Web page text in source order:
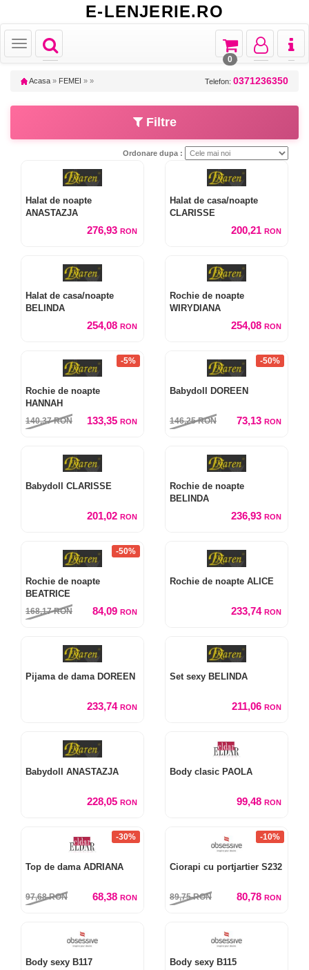
E-LENJERIE.RO
Toggle
navigation
Toggle
Toggle
navigation
Toggle
navigation
Toggle
navigation
0
Acasa » FEMEI » » Telefon: 0371236350
Filtre
Ordonare dupa :
Halat de noapte
ANASTAZJA
276,93 RON
Halat de casa/noapte
CLARISSE
200,21 RON
Halat de casa/noapte
BELINDA
254,08 RON
Rochie de noapte
WIRYDIANA
254,08 RON
-5%
Rochie de noapte
HANNAH
140,37RON 133,35 RON
-50%
Babydoll DOREEN
146,25RON 73,13 RON
Babydoll CLARISSE
201,02 RON
Rochie de noapte
BELINDA
236,93 RON
-50%
Rochie de noapte
BEATRICE
168,17RON 84,09 RON
Rochie de noapte ALICE
233,74 RON
Pijama de dama DOREEN
233,74 RON
Set sexy BELINDA
211,06 RON
Babydoll ANASTAZJA
228,05 RON
Body clasic PAOLA
99,48 RON
-30%
Top de dama ADRIANA
97,68RON 68,38 RON
-10%
Ciorapi cu portjartier S232
89,75RON 80,78 RON
Body sexy B117 Body sexy B115